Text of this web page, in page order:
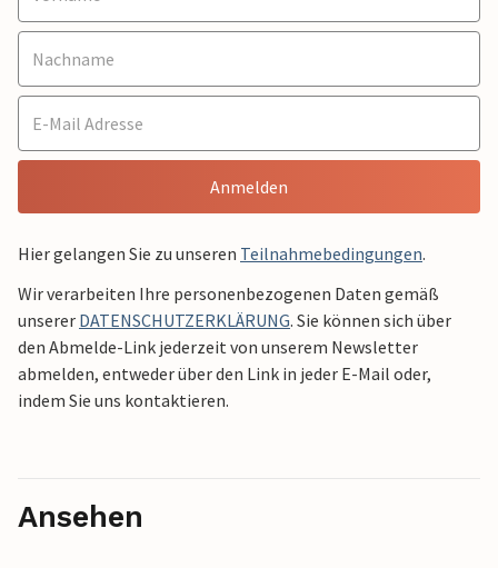
Anmelden
Hier gelangen Sie zu unseren Teilnahmebedingungen.
Wir verarbeiten Ihre personenbezogenen Daten gemäß
unserer DATENSCHUTZERKLÄRUNG. Sie können sich über
den Abmelde-Link jederzeit von unserem Newsletter
abmelden, entweder über den Link in jeder E-Mail oder,
indem Sie uns kontaktieren.
Ansehen